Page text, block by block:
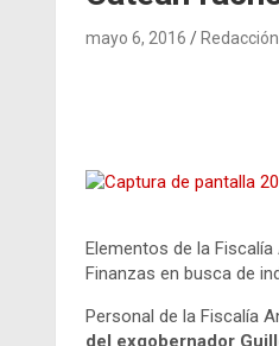
mayo 6, 2016 Redacción
Elementos de la
Finanzas en busca de
Personal de la Fiscalía
del exgobernador